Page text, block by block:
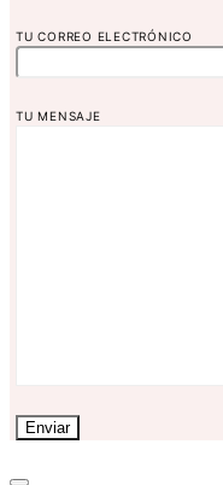
TU CORREO ELECTRÓNICO
TU MENSAJE